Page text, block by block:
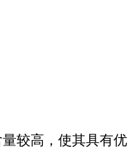
较高，使其具有